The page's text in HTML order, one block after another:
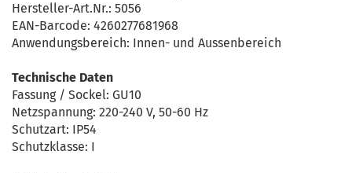
Hersteller-Art.Nr.: 5056
EAN-Barcode: 4260277681968
Anwendungsbereich: Innen- und Aussenbereich
Technische Daten
Fassung / Sockel: GU10
Netzspannung: 220-240 V, 50-60 Hz
Schutzart: IP54
Schutzklasse: I